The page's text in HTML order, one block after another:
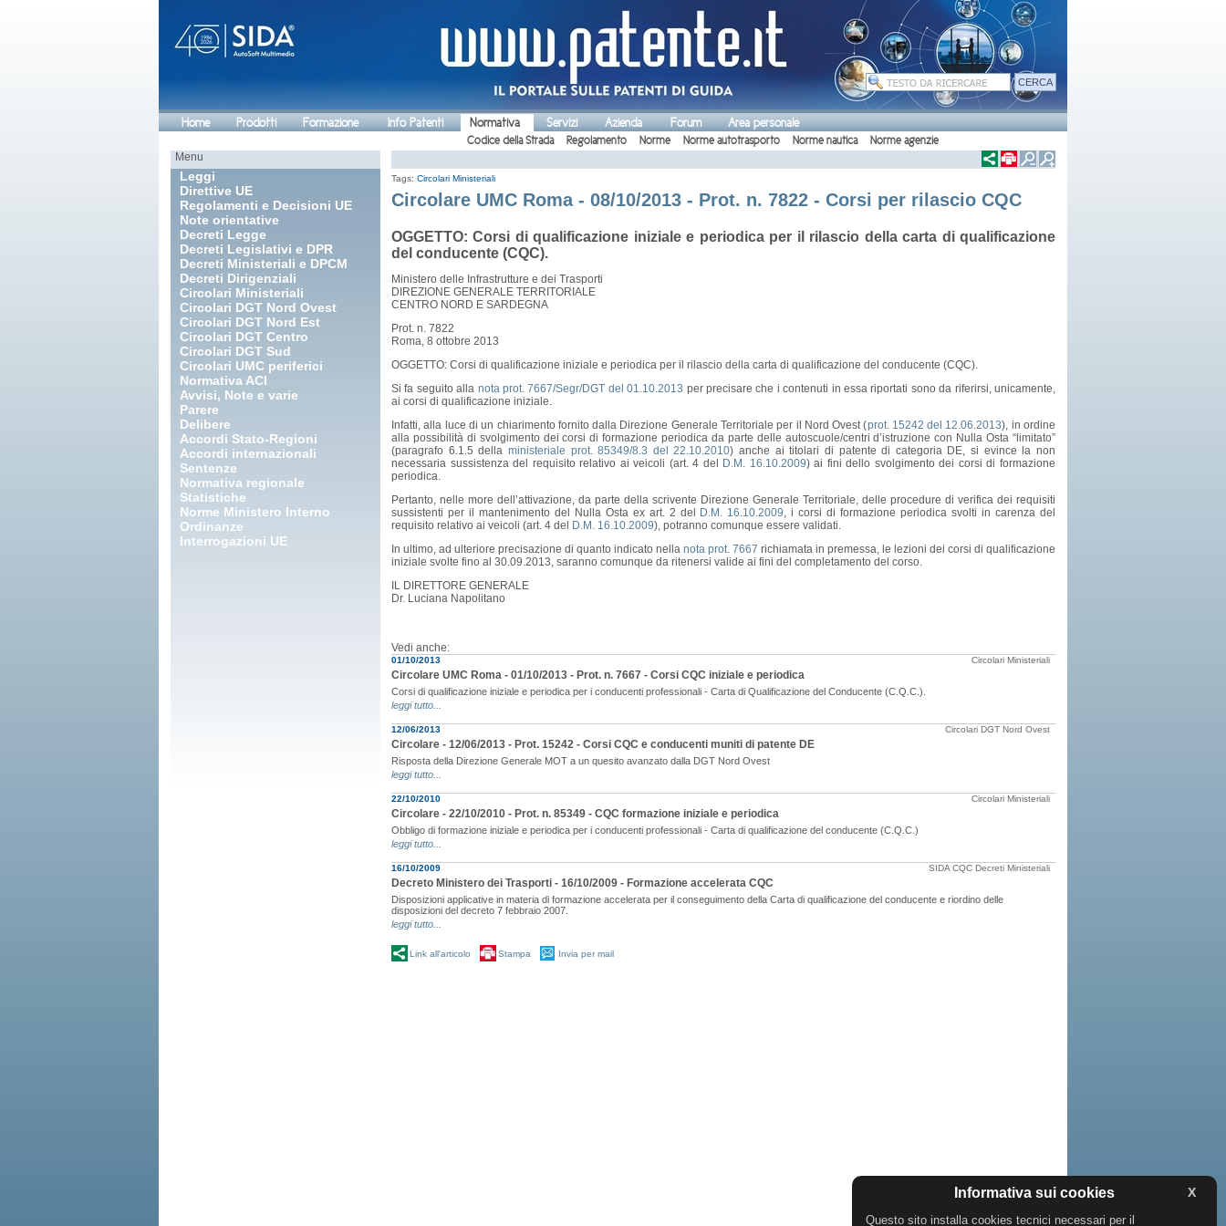
Home Prodotti Formazione Info Patenti Normativa Servizi Azienda Forum Area personale
Codice della Strada Regolamento Norme Norme autotrasporto Norme nautica
Norme agenzie
Menu
Leggi
Direttive UE
Regolamenti e Decisioni UE
Note orientative
Decreti Legge
Decreti Legislativi e DPR
Decreti Ministeriali e DPCM
Decreti Dirigenziali
Circolari Ministeriali
Circolari DGT Nord Ovest
Circolari DGT Nord Est
Circolari DGT Centro
Circolari DGT Sud
Circolari UMC periferici
Normativa ACI
Avvisi, Note e varie
Parere
Delibere
Accordi Stato-Regioni
Accordi internazionali
Sentenze
Normativa regionale
Statistiche
Norme Ministero Interno
Ordinanze
Interrogazioni UE
Tags: Circolari Ministeriali
Circolare UMC Roma - 08/10/2013 - Prot. n. 7822 - Corsi per rilascio CQC
OGGETTO: Corsi di qualificazione iniziale e periodica per il rilascio della carta di qualificazione
del conducente (CQC).
Ministero delle Infrastrutture e dei Trasporti
DIREZIONE GENERALE TERRITORIALE
CENTRO NORD E SARDEGNA
Prot. n. 7822
Roma, 8 ottobre 2013
OGGETTO: Corsi di qualificazione iniziale e periodica per il rilascio della carta di qualificazione del conducente (CQC).
Si fa seguito alla nota prot. 7667/Segr/DGT del 01.10.2013 per precisare che i contenuti in essa riportati sono da riferirsi, unicamente,
ai corsi di qualificazione iniziale.
Infatti, alla luce di un chiarimento fornito dalla Direzione Generale Territoriale per il Nord Ovest (prot. 15242 del 12.06.2013), in ordine
alla possibilità di svolgimento dei corsi di formazione periodica da parte delle autoscuole/centri d’istruzione con Nulla Osta “limitato”
(paragrafo 6.1.5 della ministeriale prot. 85349/8.3 del 22.10.2010) anche ai titolari di patente di categoria DE, si evince la non
necessaria sussistenza del requisito relativo ai veicoli (art. 4 del
D.M. 16.10.2009) ai fini dello svolgimento dei corsi di formazione
periodica.
Pertanto, nelle more dell’attivazione, da parte della scrivente Direzione Generale Territoriale, delle procedure di verifica dei requisiti
sussistenti per il mantenimento del Nulla Osta ex art. 2 del
D.M. 16.10.2009, i corsi di formazione periodica svolti in carenza del
requisito relativo ai veicoli (art. 4 del
D.M. 16.10.2009), potranno comunque essere validati.
In ultimo, ad ulteriore precisazione di quanto indicato nella nota prot. 7667 richiamata in premessa, le lezioni dei corsi di qualificazione
iniziale svolte fino al 30.09.2013, saranno comunque da ritenersi valide ai fini del completamento del corso.
IL DIRETTORE GENERALE
Dr. Luciana Napolitano
Vedi anche:
01/10/2013 Circolari Ministeriali
Circolare UMC Roma - 01/10/2013 - Prot. n. 7667 - Corsi CQC iniziale e periodica
Corsi di qualificazione iniziale e periodica per i conducenti professionali - Carta di Qualificazione del Conducente (C.Q.C.).
leggi tutto...
12/06/2013 Circolari DGT Nord Ovest
Circolare - 12/06/2013 - Prot. 15242 - Corsi CQC e conducenti muniti di patente DE
Risposta della Direzione Generale MOT a un quesito avanzato dalla DGT Nord Ovest
leggi tutto...
22/10/2010 Circolari Ministeriali
Circolare - 22/10/2010 - Prot. n. 85349 - CQC formazione iniziale e periodica
Obbligo di formazione iniziale e periodica per i conducenti professionali - Carta di qualificazione del conducente (C.Q.C.)
leggi tutto...
16/10/2009 SIDA CQC Decreti Ministeriali
Decreto Ministero dei Trasporti - 16/10/2009 - Formazione accelerata CQC
Disposizioni applicative in materia di formazione accelerata per il conseguimento della Carta di qualificazione del conducente e riordino delle
disposizioni del decreto 7 febbraio 2007.
leggi tutto...
Link all'articolo Stampa Invia per mail
Informativa sui cookies X
Questo sito installa cookies tecnici necessari per il